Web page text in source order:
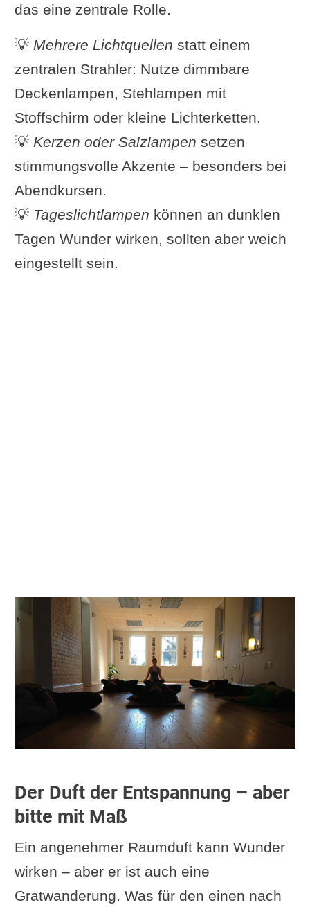
das eine zentrale Rolle.
💡 Mehrere Lichtquellen statt einem
zentralen Strahler: Nutze dimmbare
Deckenlampen, Stehlampen mit
Stoffschirm oder kleine Lichterketten.
💡 Kerzen oder Salzlampen setzen
stimmungsvolle Akzente – besonders bei
Abendkursen.
💡 Tageslichtlampen können an dunklen
Tagen Wunder wirken, sollten aber weich
eingestellt sein.
Der Duft der Entspannung – aber
bitte mit Maß
Ein angenehmer Raumduft kann Wunder
wirken – aber er ist auch eine
Gratwanderung. Was für den einen nach